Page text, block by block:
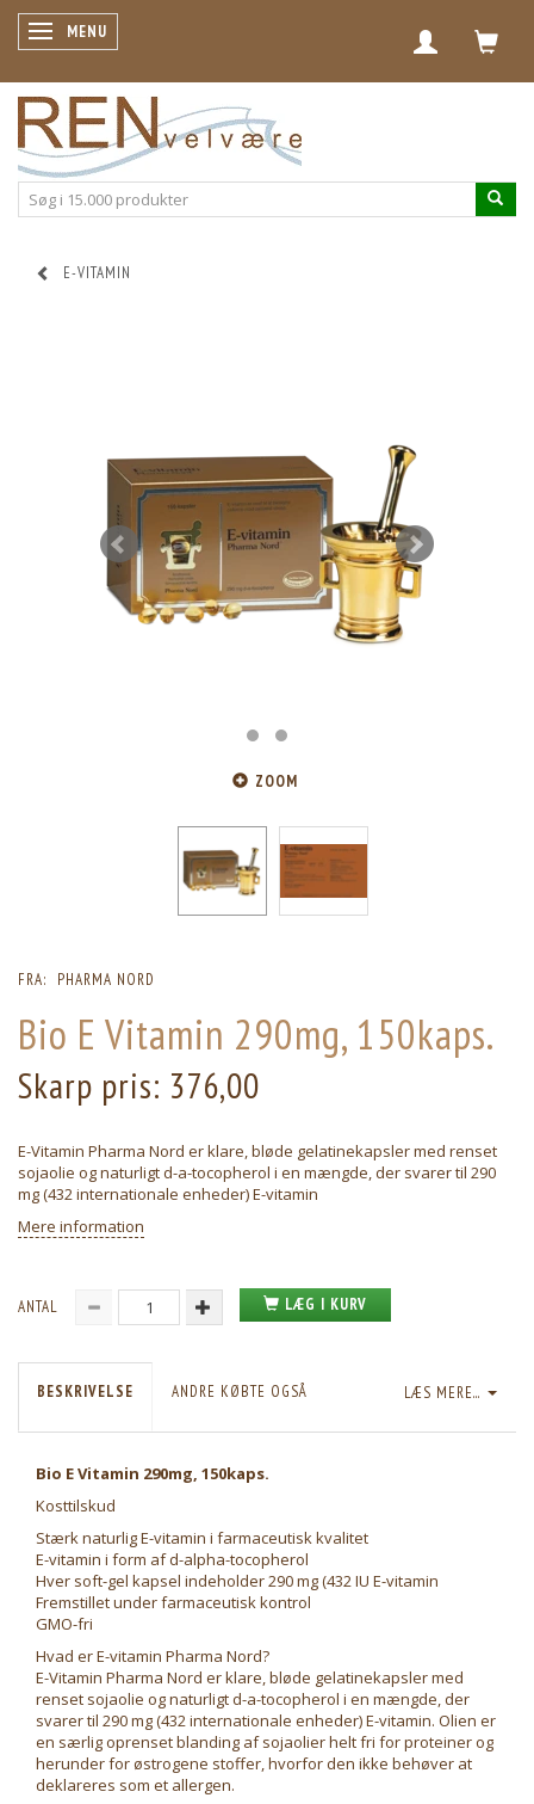
SKIFTE NAVIGATION
MENU
E-VITAMIN
ZOOM
FRA: PHARMA NORD
Bio E Vitamin 290mg, 150kaps.
Skarp pris: 376,00
E-Vitamin Pharma Nord er klare, bløde gelatinekapsler med renset
sojaolie og naturligt d-a-tocopherol i en mængde, der svarer til 290
mg (432 internationale enheder) E-vitamin
Mere information
ANTAL LÆG I KURV
LÆS MERE...
BESKRIVELSE ANDRE KØBTE OGSÅ
Bio E Vitamin 290mg, 150kaps.
Kosttilskud
Stærk naturlig E-vitamin i farmaceutisk kvalitet
E-vitamin i form af d-alpha-tocopherol
Hver soft-gel kapsel indeholder 290 mg (432 IU E-vitamin
Fremstillet under farmaceutisk kontrol
GMO-fri
Hvad er E-vitamin Pharma Nord?
E-Vitamin Pharma Nord er klare, bløde gelatinekapsler med
renset sojaolie og naturligt d-a-tocopherol i en mængde, der
svarer til 290 mg (432 internationale enheder) E-vitamin. Olien er
en særlig oprenset blanding af sojaolier helt fri for proteiner og
herunder for østrogene stoffer, hvorfor den ikke behøver at
deklareres som et allergen.